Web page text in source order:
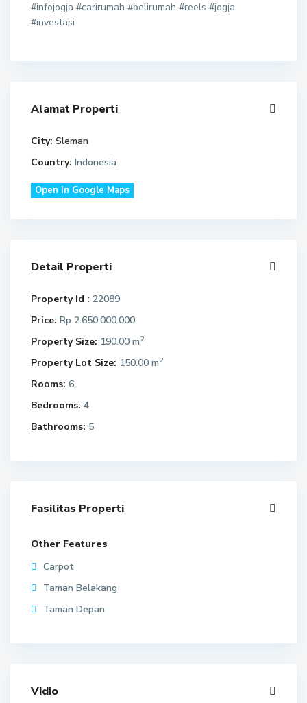
#infojogja #carirumah #belirumah #reels #jogja
#investasi
Alamat Properti
City: Sleman
Country: Indonesia
Open In Google Maps
Detail Properti
Property Id : 22089
Price: Rp 2.650.000.000
Property Size: 190.00 m2
Property Lot Size: 150.00 m2
Rooms: 6
Bedrooms: 4
Bathrooms: 5
Fasilitas Properti
Other Features
Carpot
Taman Belakang
Taman Depan
Vidio